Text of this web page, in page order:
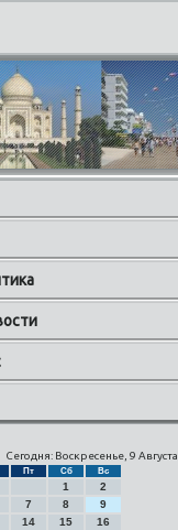
Сегодня: Воскресенье, 9 Августа
Пт Сб Вс
1
2
7 8
9
14 15
16